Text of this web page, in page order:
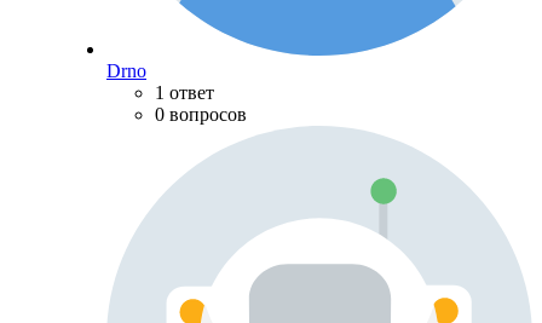
Drno
1 ответ
0 вопросов